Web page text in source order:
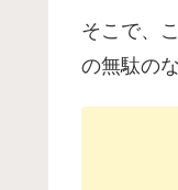
そこで、
の無駄の